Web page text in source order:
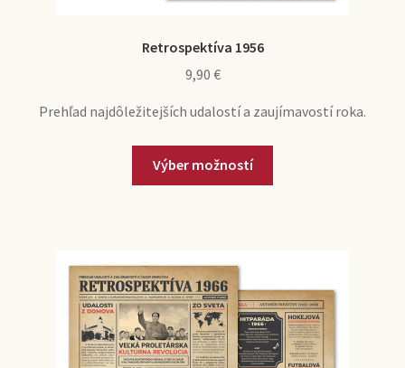
Retrospektíva 1956
9,90 €
Prehľad najdôležitejších udalostí a zaujímavostí roka.
Výber možností